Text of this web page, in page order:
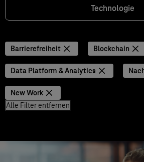
Technologie
Barrierefreiheit Blockchain
Data Platform & Analytics
New Work
Alle Filter entfernen